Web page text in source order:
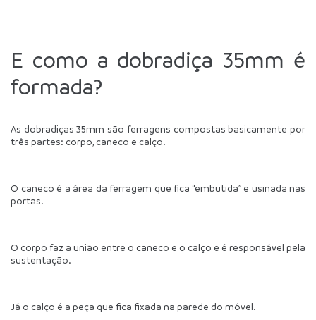
E como a dobradiça 35mm é
formada?
As dobradiças 35mm são ferragens compostas basicamente por
três partes: corpo, caneco e calço.
O caneco é a área da ferragem que fica “embutida” e usinada nas
portas.
O corpo faz a união entre o caneco e o calço e é responsável pela
sustentação.
Já o calço é a peça que fica fixada na parede do móvel.